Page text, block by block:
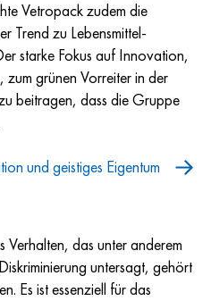
Vetropack zudem die
Trend zu Lebensmittel-
starke Fokus auf Innovation,
zum grünen Vorreiter in der
beitragen, dass die Gruppe
und geistiges Eigentum
Verhalten, das unter anderem
untersagt, gehört
Es ist essenziell für das